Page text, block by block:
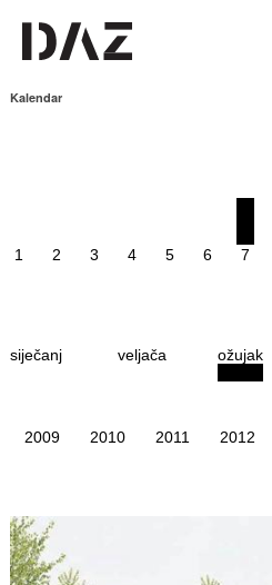
Kalendar
1 2 3 4 5 6 7
siječanj veljača ožujak
2009 2010 2011 2012